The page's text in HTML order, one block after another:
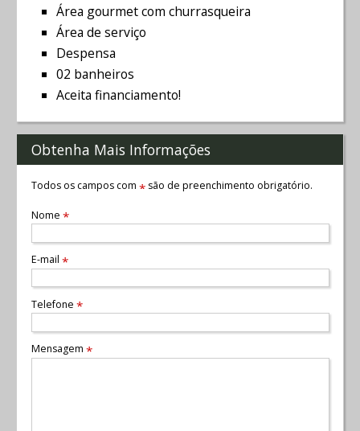
Área gourmet com churrasqueira
Área de serviço
Despensa
02 banheiros
Aceita financiamento!
Obtenha Mais Informações
Todos os campos com *são de preenchimento obrigatório.
Nome *
E-mail *
Telefone *
Mensagem *